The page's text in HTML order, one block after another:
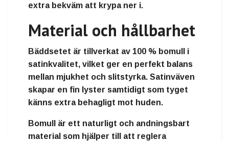
extra bekväm att krypa ner i.
Material och hållbarhet
Bäddsetet är tillverkat av 100 % bomull i
satinkvalitet, vilket ger en perfekt balans
mellan mjukhet och slitstyrka. Satinväven
skapar en fin lyster samtidigt som tyget
känns extra behagligt mot huden.
Bomull är ett naturligt och andningsbart
material som hjälper till att reglera